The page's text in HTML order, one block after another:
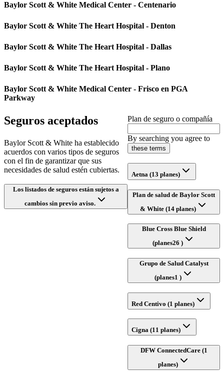
Baylor Scott & White Medical Center - Centenario
Baylor Scott & White The Heart Hospital - Denton
Baylor Scott & White The Heart Hospital - Dallas
Baylor Scott & White The Heart Hospital - Plano
Baylor Scott & White Medical Center - Frisco en PGA
Parkway
Seguros aceptados
Baylor Scott & White ha establecido
acuerdos con varios tipos de seguros
con el fin de garantizar que sus
necesidades de salud estén cubiertas.
Los listados de seguros están sujetos a
cambios sin previo aviso.
Plan de seguro o compañía
By searching you agree to
these terms
Aetna (13 planes)
Plan de salud de Baylor Scott
& White (14 planes)
Blue Cross Blue Shield
(planes26 )
Grupo de Salud Catalyst
(planes1 )
Red Centivo (1 planes)
Cigna (11 planes)
DFW ConnectedCare (1
planes)